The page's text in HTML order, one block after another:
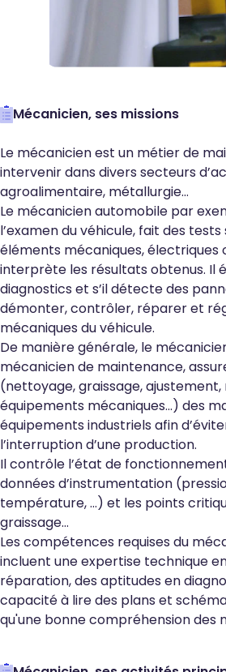
Mécanicien, ses missions
Le mécanicien est un métier de
intervenir dans divers secteurs
agroalimentaire, métallurgie…
Le mécanicien automobile par
l’examen du véhicule, fait des tests
éléments mécaniques, électriques
interprète les résultats obtenus. Il
diagnostics et s’il détecte des
démonter, contrôler, réparer et
mécaniques du véhicule.
De manière générale, le
mécanicien de maintenance,
(nettoyage, graissage, ajustement,
équipements mécaniques...) des
équipements industriels afin
l’interruption d’une production.
Il contrôle l’état de
données d’instrumentation
température, …) et les points
graissage…
Les compétences requises du
incluent une expertise technique
réparation, des aptitudes en
capacité à lire des plans et
qu'une bonne compréhension des